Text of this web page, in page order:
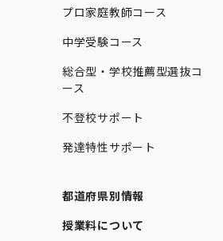
プロ家庭教師コース
中学受験コース
総合型・学校推薦型選抜コ
ース
不登校サポート
発達特性サポート
都道府県別情報
授業料について